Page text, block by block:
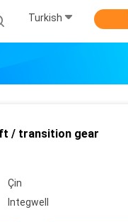
Turkish
/ transition gear
Çin
Integwell